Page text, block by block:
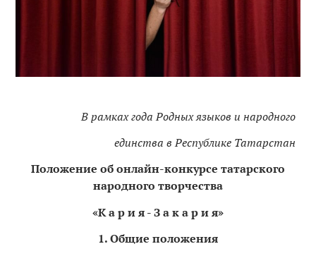
В рамках года Родных языков и народного
единства в Республике Татарстан
Положение об онлайн-конкурсе татарского
народного творчества
«К а р и я - З а к а р и я»
1. Общие положения